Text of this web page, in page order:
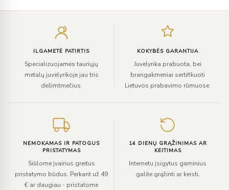
ILGAMETĖ PATIRTIS
Specializuojamės tauriųjų
metalų juvelyrikoje jau tris
dešimtmečius.
KOKYBĖS GARANTIJA
Juvelyrika prabuota, bei
brangakmeniai sertifikuoti
Lietuvos prabavimo rūmuose.
NEMOKAMAS IR PATOGUS
PRISTATYMAS
Siūlome įvairius greitus
pristatymo būdus. Perkant už 49
€ ar daugiau - pristatome
14 DIENŲ GRĄŽINIMAS AR
KEITIMAS
Internetu įsigytus gaminius
galite grąžinti ar keisti.